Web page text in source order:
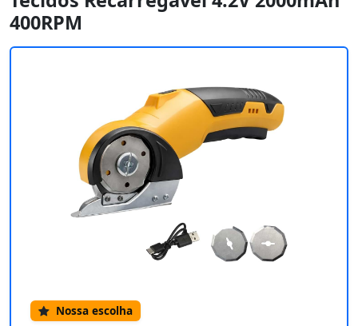
400RPM
Nossa escolha